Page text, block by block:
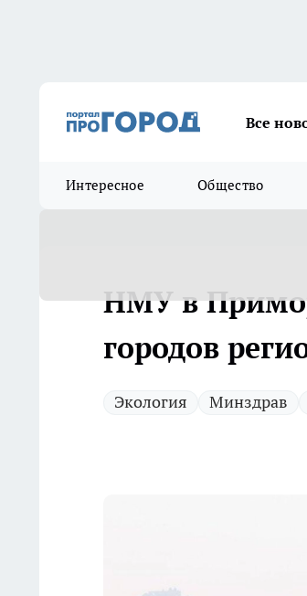
Все
Интересное Общество
НМУ в
городов
Экология Минздрав